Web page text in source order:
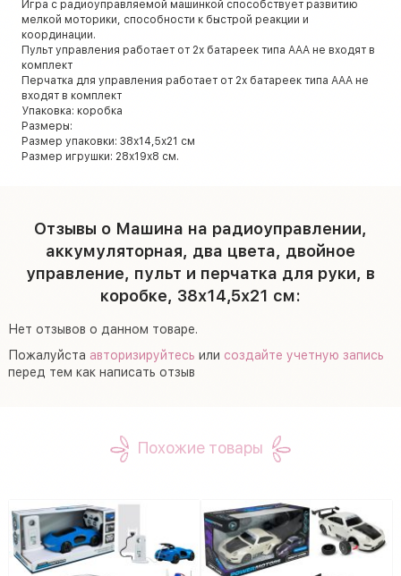
Игра с радиоуправляемой машинкой способствует развитию
мелкой моторики, способности к быстрой реакции и
координации.
Пульт управления работает от 2х батареек типа ААА не входят в
комплект
Перчатка для управления работает от 2х батареек типа ААА не
входят в комплект
Упаковка: коробка
Размеры:
Размер упаковки: 38х14,5х21 см
Размер игрушки: 28х19х8 см.
Отзывы о Машина на радиоуправлении,
аккумуляторная, два цвета, двойное
управление, пульт и перчатка для руки, в
коробке, 38х14,5х21 см:
Нет отзывов о данном товаре.
Пожалуйста авторизируйтесь или создайте учетную запись
перед тем как написать отзыв
Похожие товары